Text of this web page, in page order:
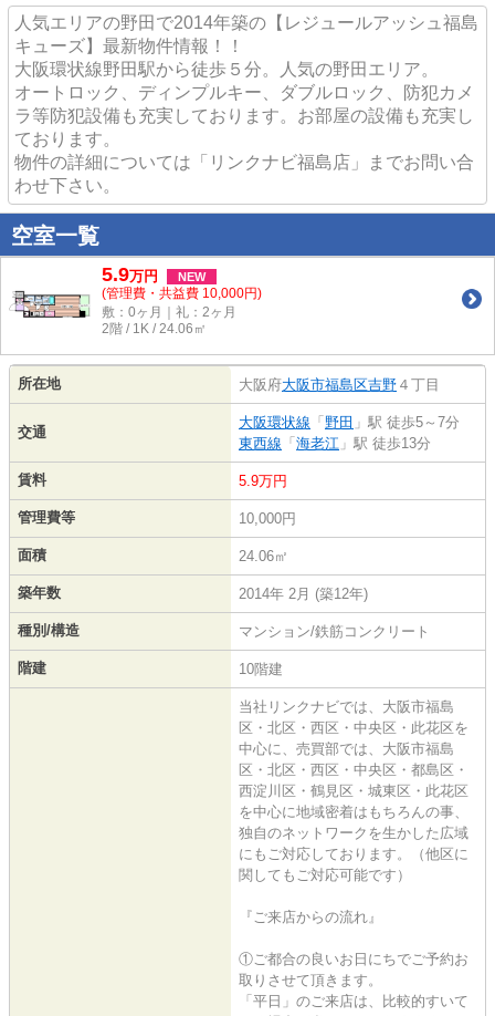
人気エリアの野田で2014年築の【レジュールアッシュ福島
キューズ】最新物件情報！！
大阪環状線野田駅から徒歩５分。人気の野田エリア。
オートロック、ディンプルキー、ダブルロック、防犯カメ
ラ等防犯設備も充実しております。お部屋の設備も充実し
ております。
物件の詳細については「リンクナビ福島店」までお問い合
わせ下さい。
空室一覧
5.9万円 NEW
(管理費・共益費 10,000円)
敷：0ヶ月｜礼：2ヶ月
2階 / 1K / 24.06㎡
所在地 大阪府大阪市福島区吉野 ４丁目
交通
大阪環状線 「 野田 」駅 徒歩5～7分
東西線 「 海老江 」駅 徒歩13分
賃料 5.9万円
管理費等 10,000円
面積 24.06㎡
築年数 2014年 2月 (築12年)
種別/構造 マンション/鉄筋コンクリート
階建 10階建
当社リンクナビでは、大阪市福島
区・北区・西区・中央区・此花区を
中心に、売買部では、大阪市福島
区・北区・西区・中央区・都島区・
西淀川区・鶴見区・城東区・此花区
を中心に地域密着はもちろんの事、
独自のネットワークを生かした広域
にもご対応しております。（他区に
関してもご対応可能です）
『ご来店からの流れ』
①ご都合の良いお日にちでご予約お
取りさせて頂きます。
「平日」のご来店は、比較的すいて